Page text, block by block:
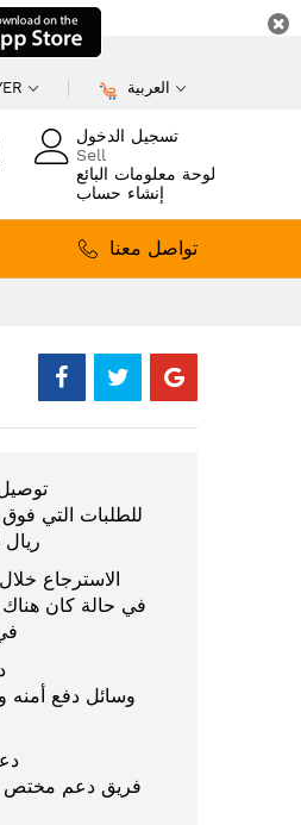
العربية
تسجيل الدخول
Sell
لوحة معلومات البائع
إنشاء حساب
تواصل معنا
الاسترجاع خلال 15 يوم
في حالة كان
وسائل دفع أمنه
24/
فريق دعم مختص